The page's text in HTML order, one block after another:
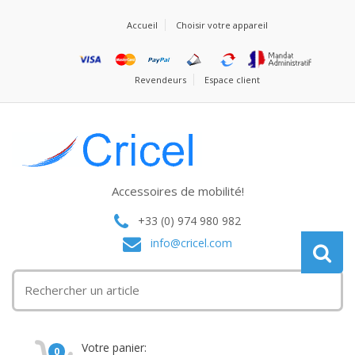
Accueil Choisir votre appareil
Revendeurs Espace client
Accessoires de mobilité!
+33 (0) 974 980 982
info@cricel.com
0 Votre panier: